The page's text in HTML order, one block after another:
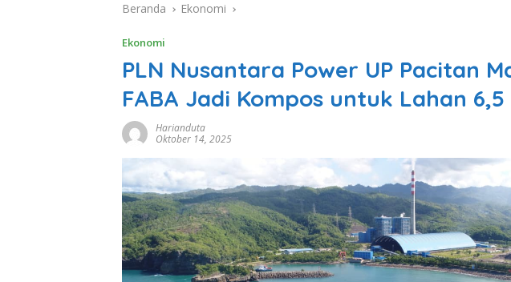
Beranda Ekonomi
Ekonomi
PLN Nusantara Power UP Pacitan
FABA Jadi Kompos untuk Lahan
Harianduta
Oktober 14, 2025